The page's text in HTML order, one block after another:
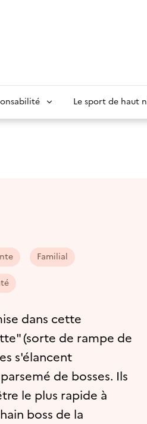
Le sport de haut
Familial
dans cette
(sorte de rampe de
s'élancent
de bosses. Ils
le plus rapide à
boss de la